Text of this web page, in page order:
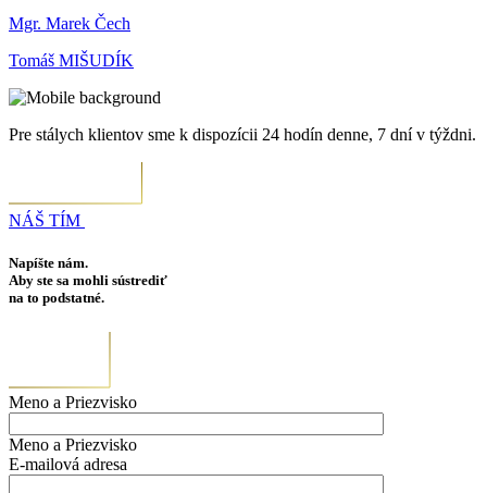
Mgr. Marek Čech
Tomáš MIŠUDÍK
Pre stálych klientov sme k dispozícii 24 hodín denne, 7 dní v týždni.
NÁŠ TÍM
Napíšte nám.
Aby ste sa mohli sústrediť
na to podstatné.
Meno a Priezvisko
Meno a Priezvisko
E-mailová adresa